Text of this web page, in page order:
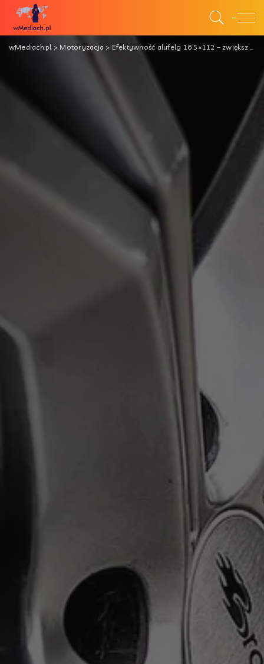
wMediach.pl> Motoryzacja > Efektywność alufelg 16 5×112 – zwiększ osobisty styl i wydajność!